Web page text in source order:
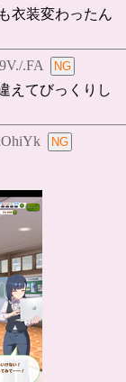
衣装変わったん
.FA
えてびっくりし